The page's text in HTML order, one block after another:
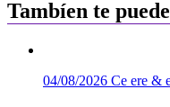
Tambíen te
04/08/2026 Ce ere &